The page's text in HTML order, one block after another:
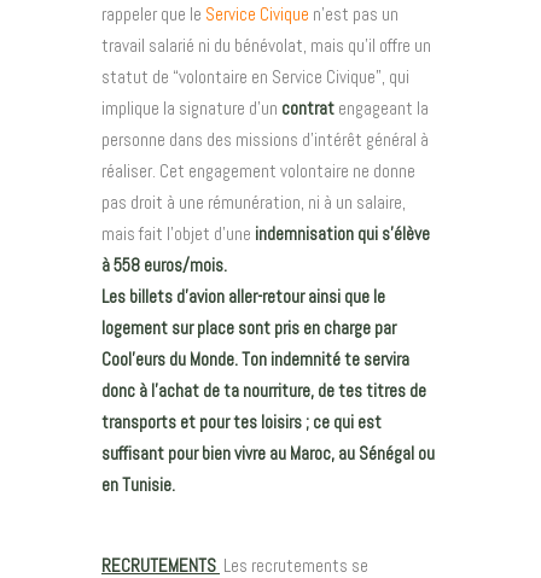
rappeler que le Service Civique n’est pas un
travail salarié ni du bénévolat, mais qu’il offre un
statut de “volontaire en Service Civique”, qui
implique la signature d’un contrat engageant la
personne dans des missions d’intérêt général à
réaliser. Cet engagement volontaire ne donne
pas droit à une rémunération, ni à un salaire,
mais fait l’objet d’une indemnisation qui s’élève
à 558 euros/mois.
Les billets d’avion aller-retour ainsi que le
logement sur place sont pris en charge par
Cool’eurs du Monde. Ton indemnité te servira
donc à l’achat de ta nourriture, de tes titres de
transports et pour tes loisirs ; ce qui est
suffisant pour bien vivre au Maroc, au Sénégal ou
en Tunisie.
RECRUTEMENTS Les recrutements se